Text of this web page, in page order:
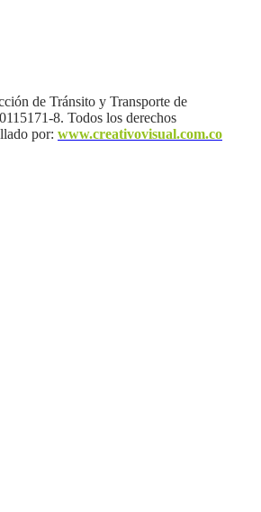
de Tránsito y Transporte de
8. Todos los derechos
por: www.creativovisual.com.co